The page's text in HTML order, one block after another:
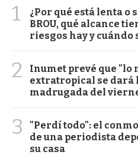
1
¿Por qué está lenta o
BROU, qué alcance
riesgos hay y cuándo
2
Inumet prevé que "lo
extratropical se dará
madrugada del
3
"Perdí todo": el
de una periodista
su casa